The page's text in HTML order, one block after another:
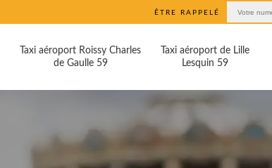
ÊTRE RAPPELÉ
Taxi aéroport Roissy Charles
de Gaulle 59
Taxi aéroport de Lille
Lesquin 59